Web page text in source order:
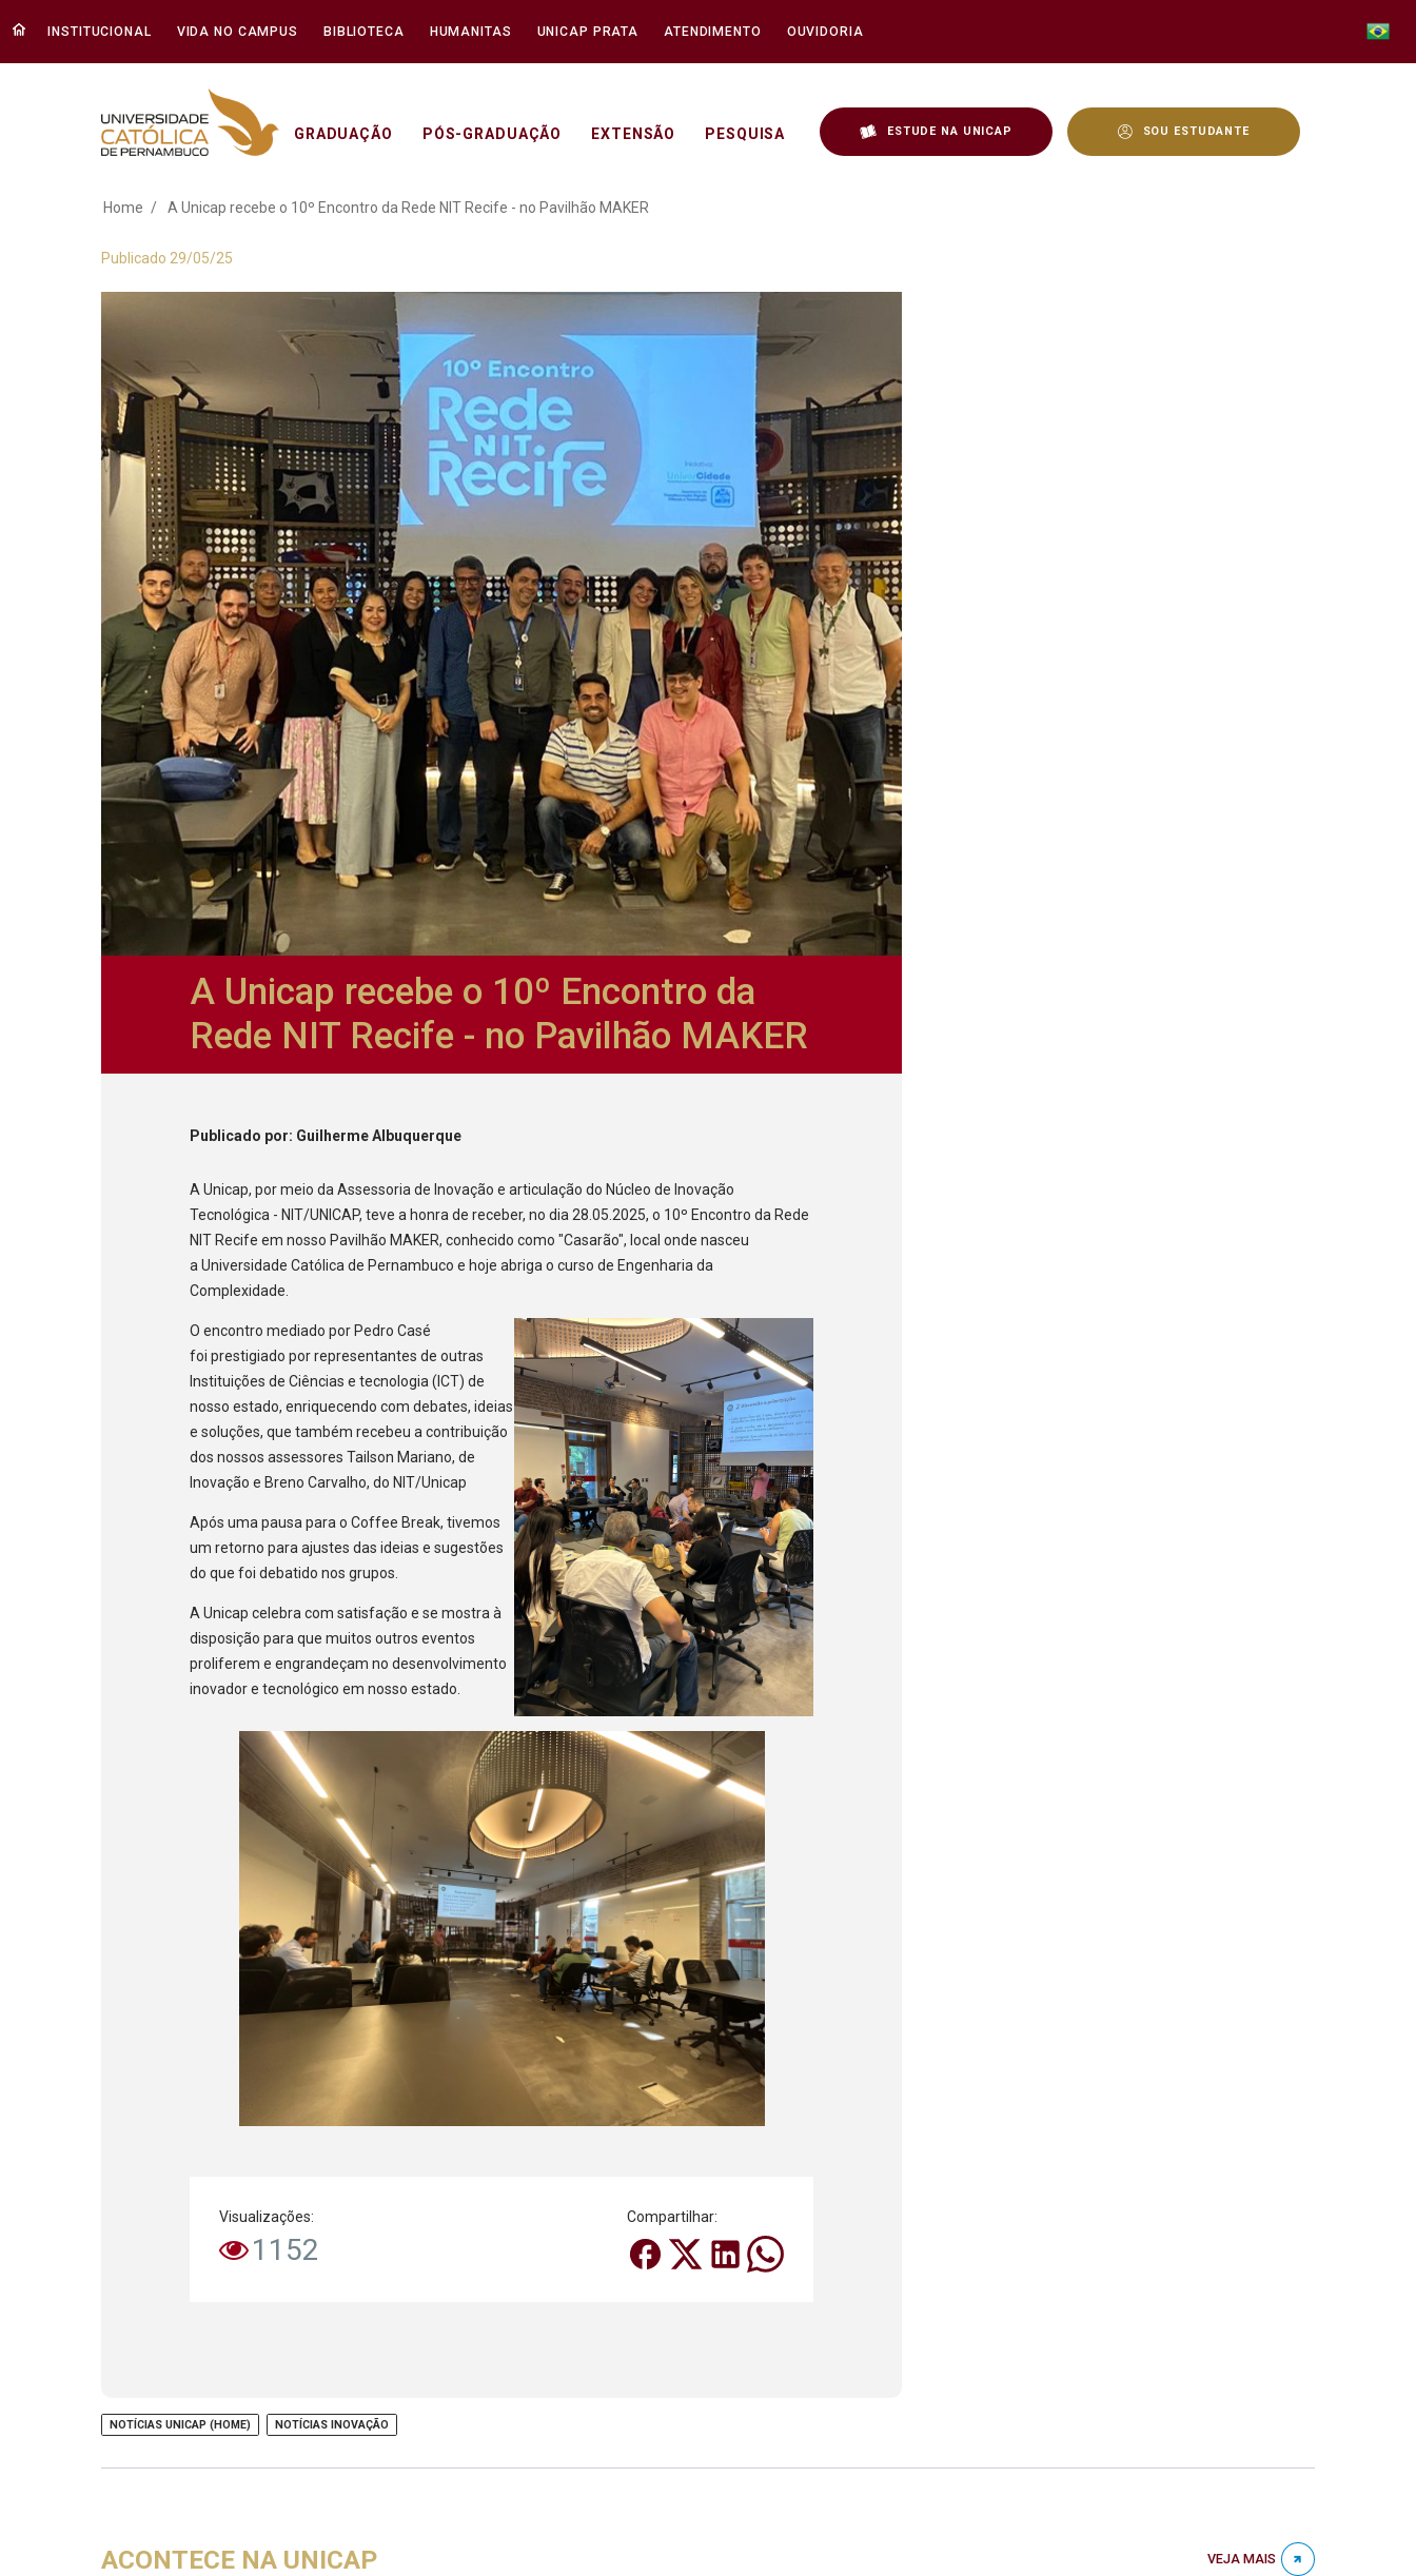
INSTITUCIONAL VIDA NO CAMPUS BIBLIOTECA HUMANITAS UNICAP PRATA ATENDIMENTO OUVIDORIA
GRADUAÇÃO PÓS-GRADUAÇÃO EXTENSÃO PESQUISA ESTUDE NA UNICAP SOU ESTUDANTE
A Unicap recebe o 10º Encontro da Rede NIT Recife - no Pavilhão
Home A Unicap recebe o 10º Encontro da Rede NIT Recife - no Pavilhão MAKER
Publicado 29/05/25
A Unicap recebe o 10º Encontro da
Rede NIT Recife - no Pavilhão MAKER
Publicado por: Guilherme Albuquerque
A Unicap, por meio da Assessoria de Inovação e articulação do Núcleo de Inovação
Tecnológica - NIT/UNICAP, teve a honra de receber, no dia 28.05.2025, o 10º Encontro da Rede
NIT Recife em nosso Pavilhão MAKER, conhecido como "Casarão", local onde nasceu
a Universidade Católica de Pernambuco e hoje abriga o curso de Engenharia da
Complexidade.
O encontro mediado por Pedro Casé
foiprestigiado por representantes de outras
Instituições de Ciências e tecnologia (ICT) de
nosso estado, enriquecendo com debates, ideias
e soluções, que também recebeu a contribuição
dos nossos assessores Tailson Mariano, de
Inovação e Breno Carvalho, do NIT/Unicap
Após uma pausa para o Coffee Break, tivemos
um retorno para ajustes das ideias e sugestões
do que foi debatido nos grupos.
A Unicap celebra com satisfação e se mostra à
disposição para que muitos outros eventos
proliferem e engrandeçam no desenvolvimento
inovador e tecnológico em nosso estado.
Visualizações:
1152
Compartilhar:
NOTÍCIAS UNICAP (HOME) NOTÍCIAS INOVAÇÃO
ACONTECE NA UNICAP VEJA MAIS